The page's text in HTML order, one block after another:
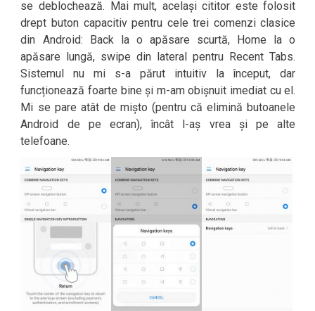
se deblochează. Mai mult, același cititor este folosit
drept buton capacitiv pentru cele trei comenzi clasice
din Android: Back la o apăsare scurtă, Home la o
apăsare lungă, swipe din lateral pentru Recent Tabs.
Sistemul nu mi s-a părut intuitiv la început, dar
funcționează foarte bine și m-am obișnuit imediat cu el.
Mi se pare atât de mișto (pentru că elimină butoanele
Android de pe ecran), încât l-aș vrea și pe alte
telefoane.